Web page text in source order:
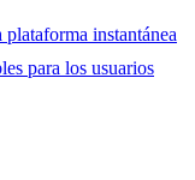
instantánea
para los usuarios